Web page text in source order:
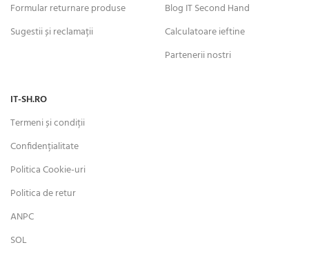
Formular returnare produse
Sugestii și reclamații
Blog IT Second Hand
Calculatoare ieftine
Partenerii nostri
IT-SH.RO
Termeni și condiții
Confidențialitate
Politica Cookie-uri
Politica de retur
ANPC
SOL